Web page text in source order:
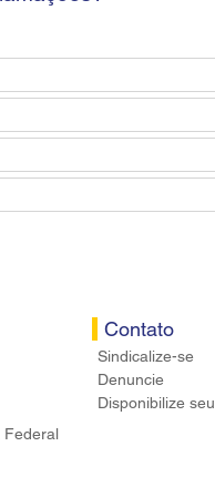
Federal
Contato
Sindicalize-se
Denuncie
Disponibilize